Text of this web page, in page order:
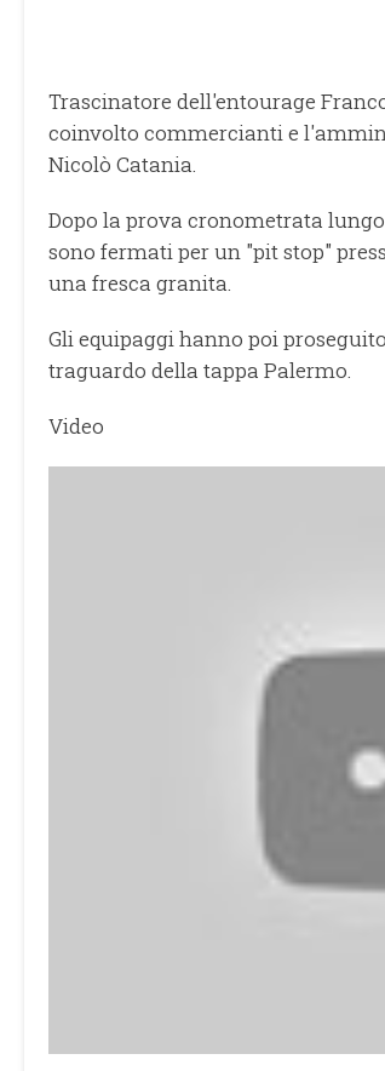
Trascinatore dell'entourage
coinvolto commercianti e
Nicolò Catania.
Dopo la prova cronometrata
sono fermati per un "pit stop"
una fresca granita.
Gli equipaggi hanno poi
traguardo della tappa Palermo.
Video